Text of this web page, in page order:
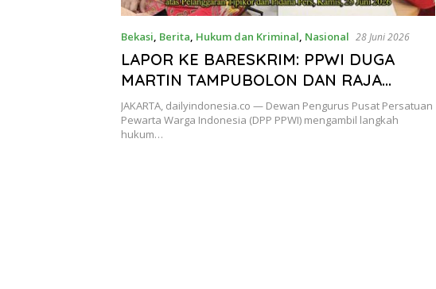
Bekasi, Berita, Hukum dan Kriminal, Nasional 28 Juni 2026
LAPOR KE BARESKRIM: PPWI DUGA
MARTIN TAMPUBOLON DAN RAJA
HERMAN TERLIBAT SUAP SERTA
PEMBUNGKAMAN PERS, DESAK POLISI
TIDAK TEBANG PILIH
JAKARTA, dailyindonesia.co — Dewan Pengurus Pusat Persatuan
Pewarta Warga Indonesia (DPP PPWI) mengambil langkah
hukum…